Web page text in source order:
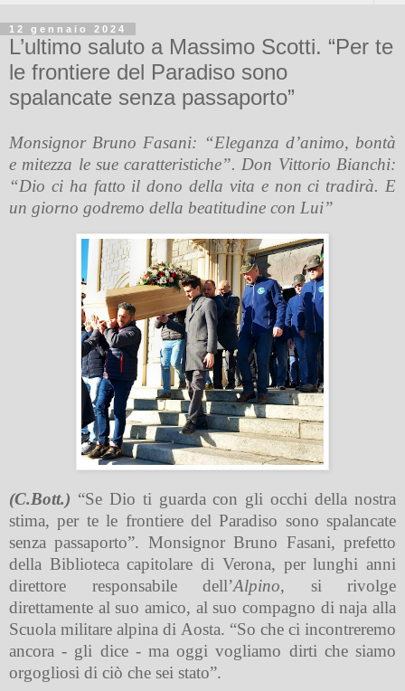
12 gennaio 2024
L’ultimo saluto a Massimo Scotti. “Per te
le frontiere del Paradiso sono
spalancate senza passaporto”
Monsignor Bruno Fasani: “Eleganza d’animo, bontà
e mitezza le sue caratteristiche”. Don Vittorio Bianchi:
“Dio ci ha fatto il dono della vita e non ci tradirà. E
un giorno godremo della beatitudine con Lui”
(C.Bott.) “Se Dio ti guarda con gli occhi della nostra
stima, per te le frontiere del Paradiso sono spalancate
senza passaporto”. Monsignor Bruno Fasani, prefetto
della Biblioteca capitolare di Verona, per lunghi anni
direttore responsabile dell’Alpino, si rivolge
direttamente al suo amico, al suo compagno di naja alla
Scuola militare alpina di Aosta. “So che ci incontreremo
ancora - gli dice - ma oggi vogliamo dirti che siamo
orgogliosi di ciò che sei stato”.